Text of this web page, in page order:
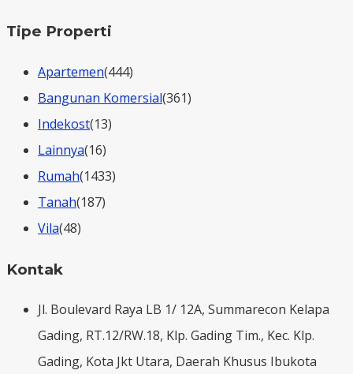
Tipe Properti
Apartemen(444)
Bangunan Komersial(361)
Indekost(13)
Lainnya(16)
Rumah(1433)
Tanah(187)
Vila(48)
Kontak
Jl. Boulevard Raya LB 1/ 12A, Summarecon Kelapa
Gading, RT.12/RW.18, Klp. Gading Tim., Kec. Klp.
Gading, Kota Jkt Utara, Daerah Khusus Ibukota